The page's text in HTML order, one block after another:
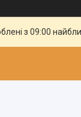
з 09:00